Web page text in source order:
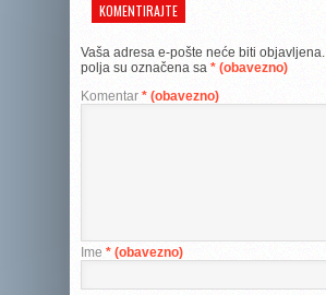
KOMENTIRAJTE
Vaša adresa e-pošte neće biti objavljena.
polja su označena sa * (obavezno)
Komentar * (obavezno)
Ime * (obavezno)